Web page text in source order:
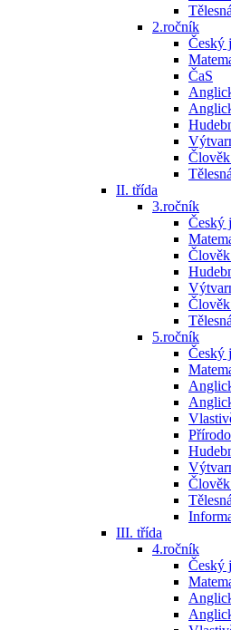
2.ročník
Český
ČaS
II. třída
3.ročník
Český
5.ročník
Český
III. třída
4.ročník
Český